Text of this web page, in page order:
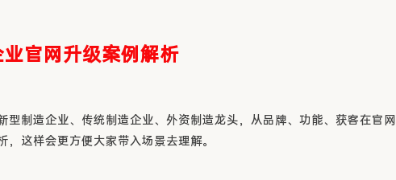
官网升级案例解析
型制造企业、传统制造企业、外资制造龙头，从品牌、功能、获客在官网
这样会更方便大家带入场景去理解。